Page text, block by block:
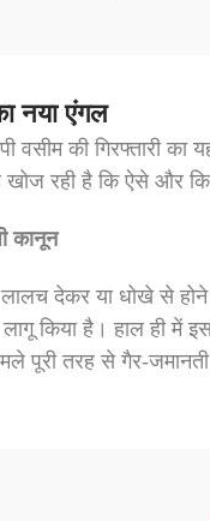
नया एंगल
वसीम की गिरफ्तारी का
रही है कि ऐसे और
कानून
देकर या धोखे से होने
लागू किया है। हाल ही में
पूरी तरह से गैर-